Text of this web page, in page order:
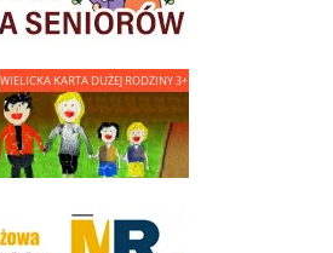
- Wielicka Karta Dużej Rodziny